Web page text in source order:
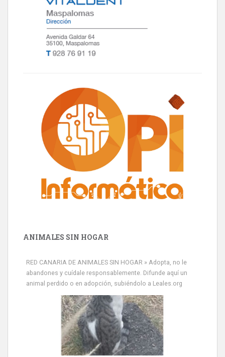
ANIMALES SIN HOGAR
RED CANARIA DE ANIMALES SIN HOGAR » Adopta, no le
abandones y cuídale responsablemente. Difunde aquí un
animal perdido o en adopción, subiéndolo a Leales.org